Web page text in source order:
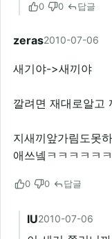
0 0 답글
zeras2010-07-06
새기야->새끼야
깔려면 재대로알고
지새끼앞가림도못
애쓰넼ㅋㅋㅋㅋㅋ
0 0 답글
IU2010-07-06